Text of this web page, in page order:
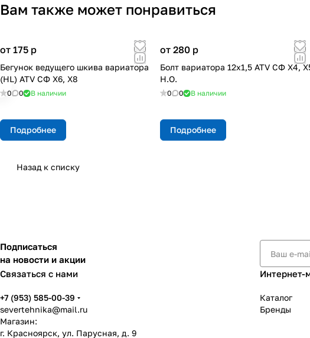
Вам также может понравиться
от 175 p
Бегунок ведущего шкива вариатора
(HL) ATV СФ X6, X8
0 0 В наличии
Подробнее
от 280 p
Болт вариатора 12х1,5 ATV СФ X4,
Н.О.
0 0 В наличии
Подробнее
Назад к списку
Подписаться
на новости и акции
Связаться с нами
+7 (953) 585-00-39
severtehnika@mail.ru
Магазин:
г. Красноярск, ул. Парусная, д. 9
Интернет-
Каталог
Бренды